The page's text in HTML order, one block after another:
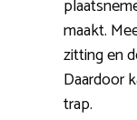
maakt.
zitting en
Daardoor
trap.